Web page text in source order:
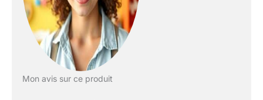
Mon avis sur ce produit